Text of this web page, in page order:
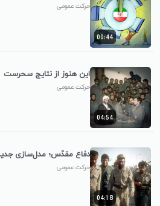
00:44
حرکت عمومی
04:54
این هنوز از نتایج سحرست
حرکت عمومی
04:18
دفاع مقدّس؛ مدل‌سازی
حرکت عمومی